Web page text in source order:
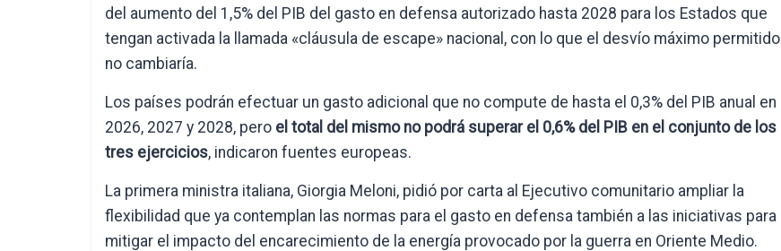
del aumento del 1,5% del PIB del gasto en defensa autorizado hasta 2028 para los Estados que
tengan activada la llamada «cláusula de escape» nacional, con lo que el desvío máximo permitido
no cambiaría.
Los países podrán efectuar un gasto adicional que no compute de hasta el 0,3% del PIB anual en
2026, 2027 y 2028, pero el total del mismo no podrá superar el 0,6% del PIB en el conjunto de los
tres ejercicios, indicaron fuentes europeas.
La primera ministra italiana, Giorgia Meloni, pidió por carta al Ejecutivo comunitario ampliar la
flexibilidad que ya contemplan las normas para el gasto en defensa también a las iniciativas para
mitigar el impacto del encarecimiento de la energía provocado por la guerra en Oriente Medio.